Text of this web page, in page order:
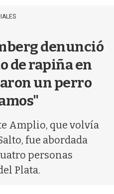
r
b
denunció
de rapiña en
un perro
Amplio, que volvía
fue abordada
personas
Plata.